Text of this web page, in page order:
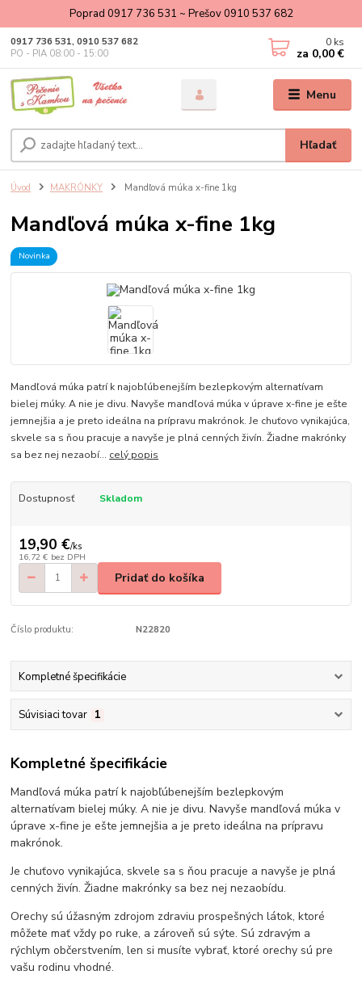
Poprad 0917 736 531 ~ Prešov 0910 537 682
Menu
Hľadať
0917 736 531, 0910 537 682
PO - PIA 08:00 - 15:00
0 ks
za 0,00 €
Úvod MAKRÓNKY Mandľová múka x-fine 1kg
Mandľová múka x-fine 1kg
Novinka
Mandľová múka patrí k najobľúbenejším bezlepkovým alternatívam
bielej múky. A nie je divu. Navyše mandľová múka v úprave x-fine je ešte
jemnejšia a je preto ideálna na prípravu makrónok. Je chuťovo vynikajúca,
skvele sa s ňou pracuje a navyše je plná cenných živín. Žiadne makrónky
sa bez nej nezaobí... celý popis
Dostupnosť Skladom
19,90 €/ks
16,72 € bez DPH
Pridať do košíka
Číslo produktu: N22820
Kompletné špecifikácie
Súvisiaci tovar 1
Kompletné špecifikácie
Mandľová múka patrí k najobľúbenejším bezlepkovým
alternatívam bielej múky. A nie je divu. Navyše mandľová múka v
úprave x-fine je ešte jemnejšia a je preto ideálna na prípravu
makrónok.
Je chuťovo vynikajúca, skvele sa s ňou pracuje a navyše je plná
cenných živín. Žiadne makrónky sa bez nej nezaobídu.
Orechy sú úžasným zdrojom zdraviu prospešných látok, ktoré
môžete mať vždy po ruke, a zároveň sú sýte. Sú zdravým a
rýchlym občerstvením, len si musíte vybrať, ktoré orechy sú pre
vašu rodinu vhodné.